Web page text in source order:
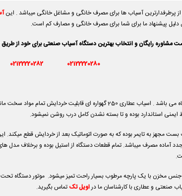
مشاوره رایگان و انتخاب بهترین دستگاه آسیاب صنعتی برای خود از طریق
02122220280
02122220282
دارای دور موتور 25000 دور واقعی و 1400 وات توان دستگاه می باشد .
ایمنی استاندارد بوده و تا بسته نشدن کامل درب روشن نمیشود.
بست مجهز به تایمر بوده که به صورت اتوماتیک بعد از خردایش قطع
مشکل در عملکرد قطع کرده و بعد از 30 ثانیه مجدد آماده مصرف میباشد. تمام قطعات دستگاه از
جنس مخزن با یک پارچه مرطوب بسیار راحت تمیز میشود. موتور دستگاه
صنعتی و عطاری با کارشناسان ما دراویل تک تماس بگیرید.